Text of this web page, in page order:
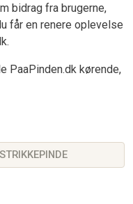
bidrag fra brugerne,
får en renere oplevelse
PaaPinden.dk kørende,
STRIKKEPINDE